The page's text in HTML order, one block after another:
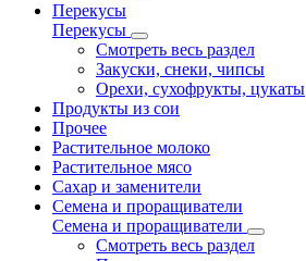
Перекусы
Перекусы
Смотреть весь раздел
Закуски, снеки, чипсы
Орехи, сухофрукты, цукаты
Продукты из сои
Прочее
Растительное молоко
Растительное мясо
Сахар и заменители
Семена и проращиватели
Семена и проращиватели
Смотреть весь раздел